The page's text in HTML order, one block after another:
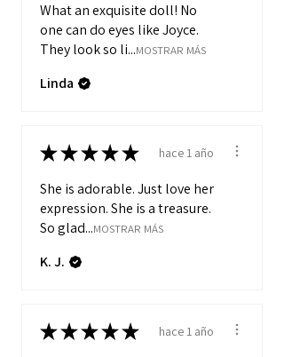
What an exquisite doll! No
one can do eyes like Joyce.
They look so li...MOSTRAR MÁS
Linda
★★★★★ hace 1 año
She is adorable. Just love her
expression. She is a treasure.
So glad...MOSTRAR MÁS
K. J.
★★★★★ hace 1 año